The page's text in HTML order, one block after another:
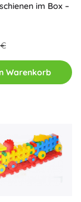
im Box –
€
Warenkorb